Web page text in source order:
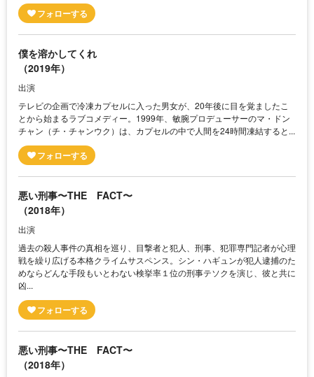
僕を溶かしてくれ
（2019年）
出演
テレビの企画で冷凍カプセルに入った男女が、20年後に目を覚ましたこ
とから始まるラブコメディー。1999年、敏腕プロデューサーのマ・ドン
チャン（チ・チャンウク）は、カプセルの中で人間を24時間凍結すると...
悪い刑事〜THE FACT〜
（2018年）
出演
過去の殺人事件の真相を巡り、目撃者と犯人、刑事、犯罪専門記者が心理
戦を繰り広げる本格クライムサスペンス。シン・ハギュンが犯人逮捕のた
めならどんな手段もいとわない検挙率１位の刑事テソクを演じ、彼と共に
凶...
悪い刑事〜THE FACT〜
（2018年）